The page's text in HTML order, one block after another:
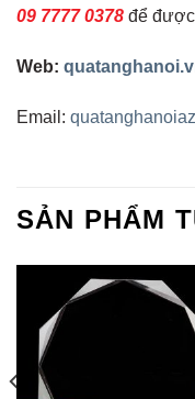
09 7777 0378 để được
Web:
Email:
SẢN PHẨM